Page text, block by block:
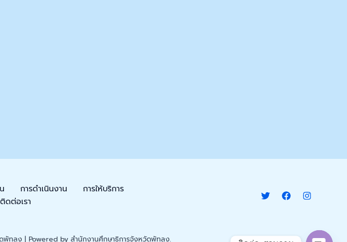
การดำเนินงาน
การให้บริการ
ติดต่อเรา
ทลุง | Powered by สำนักงานศึกษาธิการจังหวัดพัทลุง.